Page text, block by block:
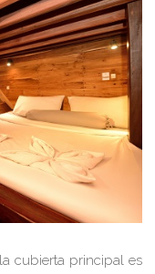
cubierta principal es